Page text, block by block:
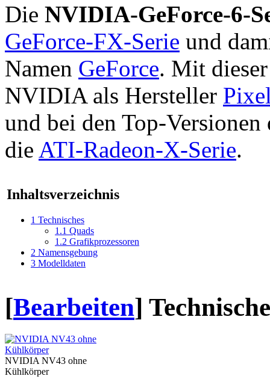
Die NVIDIA-GeForce-6-
GeForce-FX-Serie und
Namen GeForce. Mit
NVIDIA als Hersteller
und bei den Top-Versionen
die ATI-Radeon-X-Serie.
Inhaltsverzeichnis
1 Technisches
1.1 Quads
1.2 Grafikprozessoren
2 Namensgebung
3 Modelldaten
[Bearbeiten]
NVIDIA NV43 ohne
Kühlkörper